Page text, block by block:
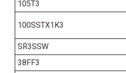
105T3
100SSTX1K3
SR3SSW
38FF3